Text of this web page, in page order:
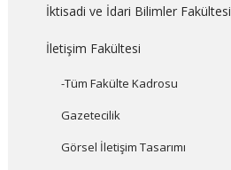
İktisadi ve İdari Bilimler Fakültesi
İletişim Fakültesi
-Tüm Fakülte Kadrosu
Gazetecilik
Görsel İletişim Tasarımı